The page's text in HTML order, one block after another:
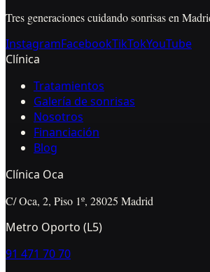
Tres generaciones cuidando sonrisas en
InstagramFacebookTikTokYouTube
Clínica
Tratamientos
Galería de sonrisas
Nosotros
Financiación
Blog
Clínica Oca
C/ Oca, 2, Piso 1º, 28025 Madrid
Metro Oporto (L5)
91 471 70 70